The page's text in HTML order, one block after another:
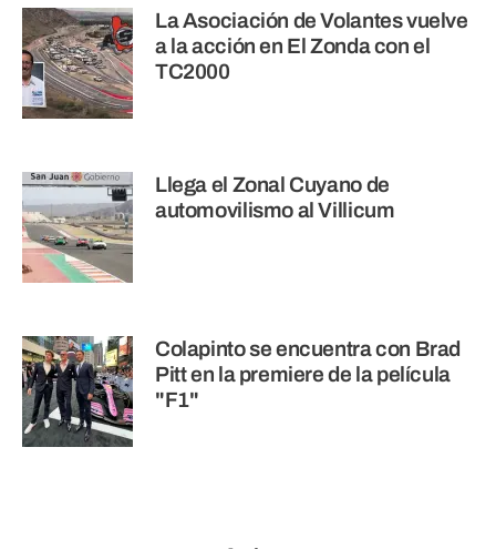
La Asociación de Volantes vuelve
a la acción en El Zonda con el
TC2000
Llega el Zonal Cuyano de
automovilismo al Villicum
Colapinto se encuentra con Brad
Pitt en la premiere de la película
"F1"